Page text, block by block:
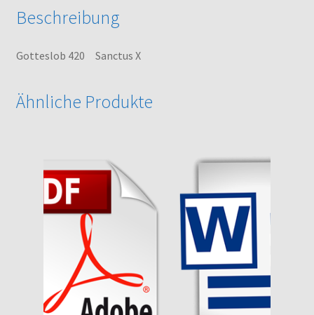
Beschreibung
Gotteslob 420 Sanctus X
Ähnliche Produkte